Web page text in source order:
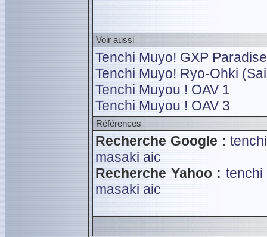
Voir aussi
Tenchi Muyo! GXP
Tenchi Muyo! Ryo-Ohki
Tenchi Muyou ! OAV 1
Tenchi Muyou ! OAV 3
Références
Recherche Google :
masaki aic
Recherche Yahoo :
masaki aic